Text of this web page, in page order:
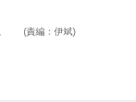
(責編：伊斌)